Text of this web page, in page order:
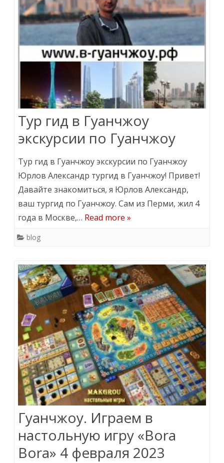
Тур гид в Гуанчжоу
экскурсии по Гуанчжоу
Тур гид в Гуанчжоу экскурсии по Гуанчжоу
Юрлов Александр тургид в Гуанчжоу! Привет!
Давайте знакомиться, я Юрлов Александр,
ваш тургид по Гуанчжоу. Сам из Перми, жил 4
года в Москве,… Read more »
blog
Гуанчжоу. Играем в
настольную игру «Bora
Bora» 4 февраля 2023